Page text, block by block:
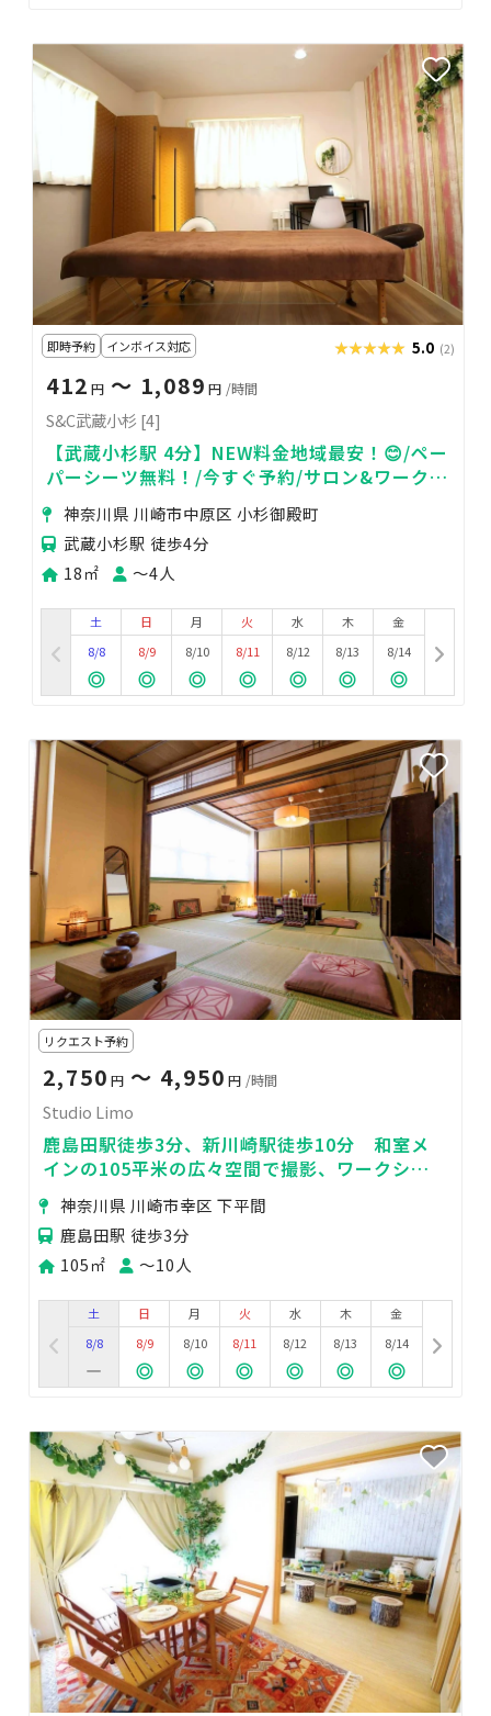
即時予約 インボイス対応 ★★★★★
★★★★★ 5.0 (2)
412 円〜 1,089 円 /時間
S&C武蔵小杉 [4]
【武蔵小杉駅 4分】NEW料金地域最安！😊/ペー
パーシーツ無料！/今すぐ予約/サロン&ワークス
ペース
神奈川県 川崎市中原区 小杉御殿町
武蔵小杉駅 徒歩4分
18㎡
〜4人
土
8/8
日
8/9
月
8/10
火
8/11
水
8/12
木
8/13
金
8/14
リクエスト予約
2,750 円 〜 4,950 円 /時間
Studio Limo
鹿島田駅徒歩3分、新川崎駅徒歩10分 和室メ
インの105平米の広々空間で撮影、ワークショ
ップ、女子会まで。使い方は自由
神奈川県 川崎市幸区 下平間
鹿島田駅 徒歩3分
105㎡
〜10人
土
8/8
日
8/9
月
8/10
火
8/11
水
8/12
木
8/13
金
8/14